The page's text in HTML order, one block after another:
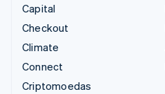
Capital
Checkout
Climate
Connect
Criptomoedas